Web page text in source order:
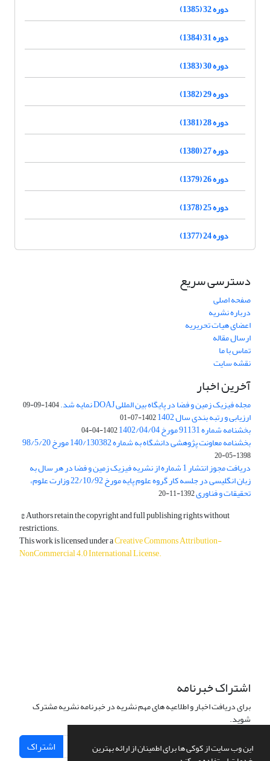
این وب سایت از کوکی ها برای اطمینان از ارائه بهترین
دوره 32 (1385)
دوره 31 (1384)
دوره 30 (1383)
دوره 29 (1382)
دوره 28 (1381)
دوره 27 (1380)
دوره 26 (1379)
دوره 25 (1378)
دوره 24 (1377)
دسترسی سریع
صفحه اصلی
درباره نشریه
اعضای هیات تحریریه
ارسال مقاله
تماس با ما
نقشه سایت
آخرین اخبار
مجله فیزیک زمین و فضا در پایگاه بین المللی DOAJ نمایه شد. 1404-09-09
ارزیابی و رتبه بندی سال 1402 1402-07-01
بخشنامه شماره 91131 مورخ 1402/04/04 1402-04-04
بخشنامه معاونت پژوهشی دانشگاه به شماره 140/130382 مورخ 98/5/20
1398-05-20
دریافت مجوز انتشار 1 شماره از نشریه فیزیک زمین و فضا در هر سال به
زبان انگلیسی در جلسه کار گروه علوم پایه مورخ 22/10/92 وزارت علوم،
تحقیقات و فناوری1392-11-20
© Authors retain the copyright and full publishing rights without
restrictions.
This work is licensed under aCreative Commons Attribution-
NonCommercial 4.0 International License.
اشتراک خبرنامه
برای دریافت اخبار و اطلاعیه های مهم نشریه در خبرنامه نشریه مشترک
شوید.
اشتراک